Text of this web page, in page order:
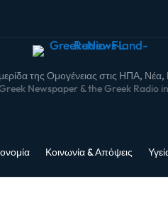
της Ομογένειας στις ΗΠΑ, Νέα,
Newspaper & the Greek Radio
Κοινωνία & Απόψεις